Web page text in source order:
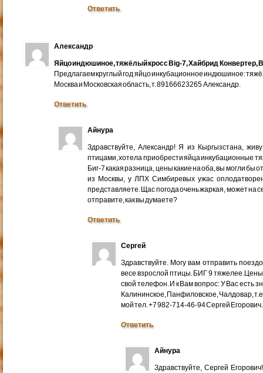
Ответить
Александр
Яйцо индюшиное, тяжёлый кросс Big-7, Хайбрид Конвертер,
Предлагаем круглый год яйцо инкубационное индюшиное:
Москва и Московская область, т. 89166623265 Александр.
Ответить
Айнура
Здравствуйте, Александр! Я из Кыргызстана,
птицами, хотела приобрести яйца инкубационные
Биг-7 какая разница, цены какие на оба, вы могли бы
из Москвы, у ЛПХ Симбиревых ужас
представляете. Щас погода очень жаркая, может на
отправите, как вы думаете?
Ответить
Сергей
Здравствуйте. Могу вам отправить
весе взрослой птицы. БИГ 9
свой телефон. И к Вам вопрос: У Вас есть
Калининское, Панфиловское, Чалдовар,
мой тел. +7 982-714-46-94 Сергей Егорович.
Ответить
Айнура
Здравствуйте, Сергей